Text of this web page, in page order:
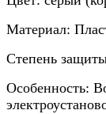
Материал:
Степень
Особенность: